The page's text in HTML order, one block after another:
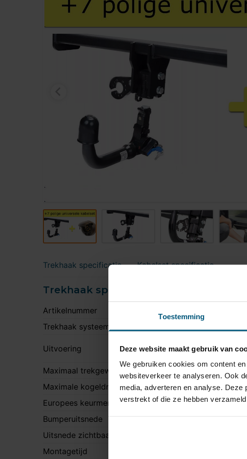
Toestemming
Deze website maakt gebruik van
We gebruiken cookies om content
websiteverkeer te analyseren. Ook
media, adverteren en analyse.
verstrekt of die ze hebben
Trekhaak specificatie Kabelset specificatie
Trekhaak specificatie
Artikelnummer
Trekhaak systeem
Uitvoering
Maximaal trekgewicht
1900 kg
Maximale kogeldruk
90 kg
Europees keurmerk
Ja
Bumperuitsnede
Uitsnede zichtbaar
Montagetijd
1 uur